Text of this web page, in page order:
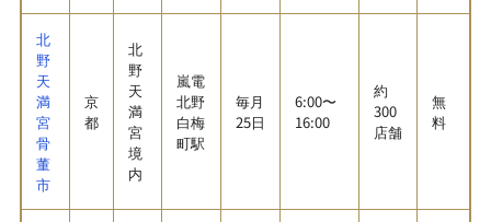
北
野
天
満
宮
骨
董
市
京
都
北
野
天
満
宮
境
内
嵐電
北野
白梅
町駅
毎月
25日
6:00〜
16:00
約
300
店舗
無
料